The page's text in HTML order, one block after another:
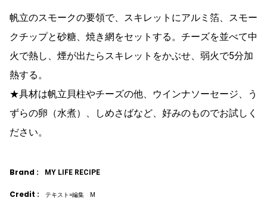
帆立のスモークの要領で、スキレットにアルミ箔、スモー
クチップと砂糖、焼き網をセットする。チーズを並べて中
火で熱し、煙が出たらスキレットをかぶせ、弱火で5分加
熱する。
★具材は帆立貝柱やチーズの他、ウインナソーセージ、う
ずらの卵（水煮）、しめさばなど、好みのものでお試しく
ださい。
Brand : MY LIFE RECIPE
Credit : テキスト=編集 M